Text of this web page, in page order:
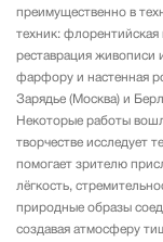
преимущественно в
техник: флорентийская
реставрация
фарфору и настенная
Зарядье (Москва) и
Некоторые работы
творчестве исследует
помогает зрителю
лёгкость,
природные образы
создавая атмосферу